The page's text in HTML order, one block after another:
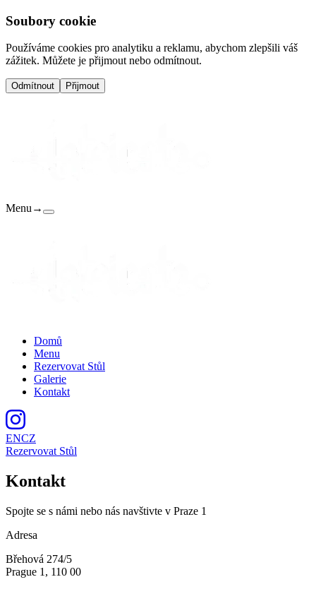
Soubory cookie
Používáme cookies pro analytiku a reklamu, abychom zlepšili váš
zážitek. Můžete je přijmout nebo odmítnout.
Odmítnout Přijmout
Menu→
Domů
Menu
Rezervovat Stůl
Galerie
Kontakt
ENCZ
Rezervovat Stůl
Kontakt
Spojte se s námi nebo nás navštivte v Praze 1
Adresa
Břehová 274/5
Prague 1, 110 00